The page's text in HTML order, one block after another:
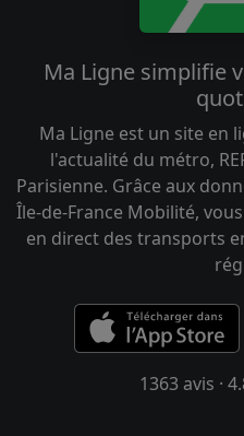
Ma Ligne simplifie
Ma Ligne est un site en
l'actualité du métro,
Parisienne. Grâce aux
Île-de-France Mobilité,
en direct des transports
1363 avis ·